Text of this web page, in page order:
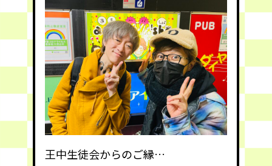
王中生徒会からのご縁…